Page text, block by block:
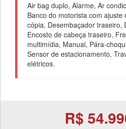
Air bag duplo, Alarme, Ar
Banco do motorista com ajuste
cópia, Desembaçador traseiro,
Encosto de cabeça traseiro,
multimídia, Manual, Pára-
Sensor de estacionamento,
elétricos.
R$